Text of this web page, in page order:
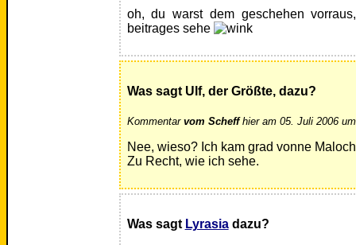
oh, du warst dem geschehen
beitrages sehe
Was sagt Ulf, der Größte, dazu?
Kommentar vom Scheffhier am 05. Juli 2006
Nee, wieso? Ich kam grad vonne
Zu Recht, wie ich sehe.
Was sagt Lyrasiadazu?